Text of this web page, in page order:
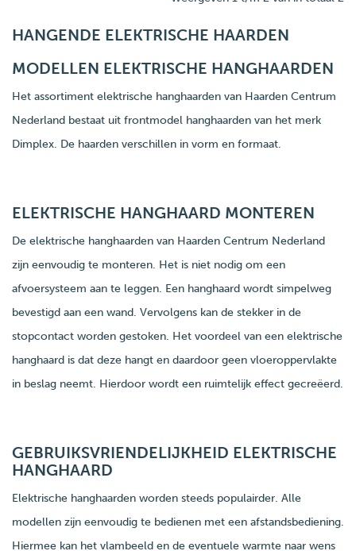
HANGENDE ELEKTRISCHE HAARDEN
MODELLEN ELEKTRISCHE HANGHAARDEN
Het assortiment elektrische hanghaarden van Haarden Centrum
Nederland bestaat uit frontmodel hanghaarden van het merk
Dimplex. De haarden verschillen in vorm en formaat.
ELEKTRISCHE HANGHAARD MONTEREN
De elektrische hanghaarden van Haarden Centrum Nederland
zijn eenvoudig te monteren. Het is niet nodig om een
afvoersysteem aan te leggen. Een hanghaard wordt simpelweg
bevestigd aan een wand. Vervolgens kan de stekker in de
stopcontact worden gestoken. Het voordeel van een elektrische
hanghaard is dat deze hangt en daardoor geen vloeroppervlakte
in beslag neemt. Hierdoor wordt een ruimtelijk effect gecreëerd.
GEBRUIKSVRIENDELIJKHEID ELEKTRISCHE
HANGHAARD
Elektrische hanghaarden worden steeds populairder. Alle
modellen zijn eenvoudig te bedienen met een afstandsbediening.
Hiermee kan het vlambeeld en de eventuele warmte naar wens